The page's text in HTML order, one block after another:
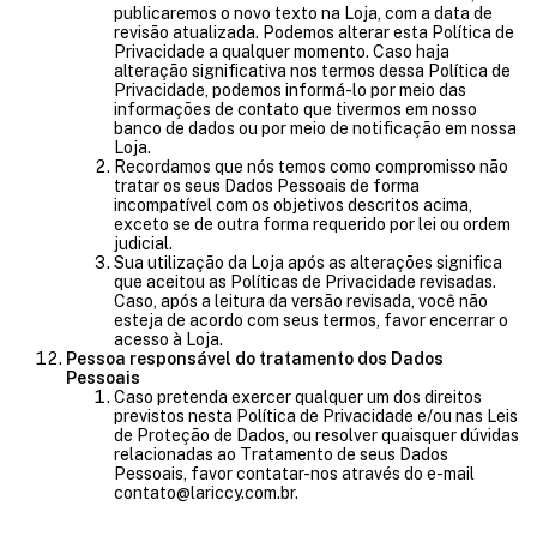
publicaremos o novo texto na Loja, com a data de
revisão atualizada. Podemos alterar esta Política de
Privacidade a qualquer momento. Caso haja
alteração significativa nos termos dessa Política de
Privacidade, podemos informá-lo por meio das
informações de contato que tivermos em nosso
banco de dados ou por meio de notificação em nossa
Loja.
Recordamos que nós temos como compromisso não
tratar os seus Dados Pessoais de forma
incompatível com os objetivos descritos acima,
exceto se de outra forma requerido por lei ou ordem
judicial.
Sua utilização da Loja após as alterações significa
que aceitou as Políticas de Privacidade revisadas.
Caso, após a leitura da versão revisada, você não
esteja de acordo com seus termos, favor encerrar o
acesso à Loja.
Pessoa responsável do tratamento dos Dados
Pessoais
Caso pretenda exercer qualquer um dos direitos
previstos nesta Política de Privacidade e/ou nas Leis
de Proteção de Dados, ou resolver quaisquer dúvidas
relacionadas ao Tratamento de seus Dados
Pessoais, favor contatar-nos através do e-mail
contato@lariccy.com.br.